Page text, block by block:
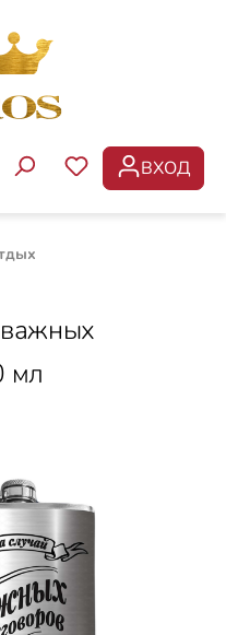
У ВАС ЕСТЬ
ВХОД
мл